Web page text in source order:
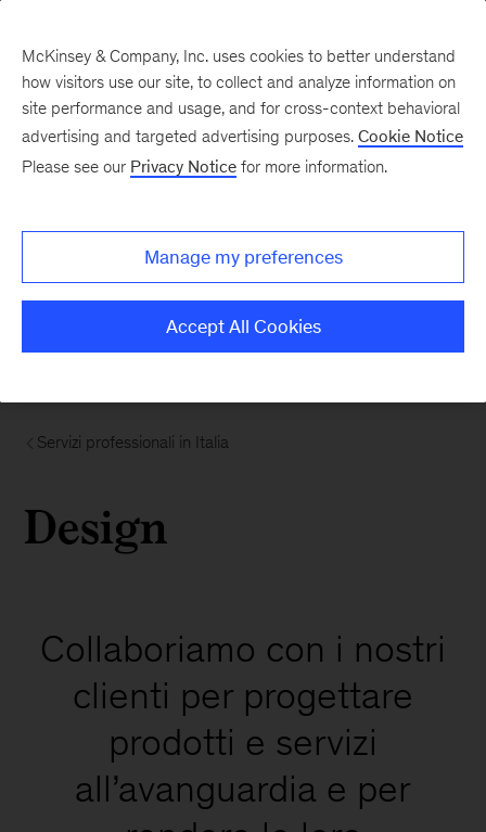
Servizi professionali in Italia
Design
Collaboriamo con i nostri
clienti per progettare
prodotti e servizi
all’avanguardia e per
McKinsey & Company, Inc. uses cookies to better understand
how visitors use our site, to collect and analyze information on
site performance and usage, and for cross-context behavioral
advertising and targeted advertising purposes. Cookie Notice
Please see our Privacy Notice for more information.
Manage my preferences
Accept All Cookies